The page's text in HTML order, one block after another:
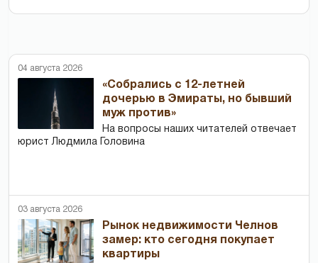
04 августа 2026
«Собрались с 12-летней
дочерью в Эмираты, но бывший
муж против»
На вопросы наших читателей отвечает
юрист Людмила Головина
03 августа 2026
Рынок недвижимости Челнов
замер: кто сегодня покупает
квартиры